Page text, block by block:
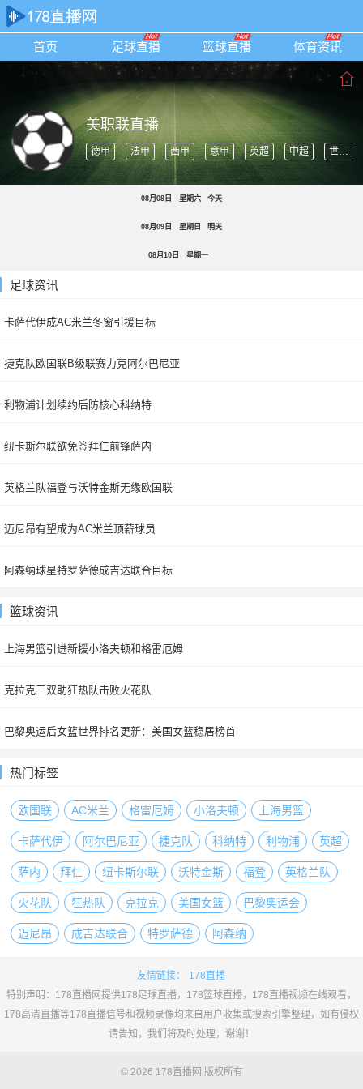
首页 足球直播 篮球直播 体育资讯
美职联直播
德甲 法甲 西甲 意甲 英超 中超 世界杯
08月08日 星期六 今天
08月09日 星期日 明天
08月10日 星期一
足球资讯
卡萨代伊成AC米兰冬窗引援目标
捷克队欧国联B级联赛力克阿尔巴尼亚
利物浦计划续约后防核心科纳特
纽卡斯尔联欲免签拜仁前锋萨内
英格兰队福登与沃特金斯无缘欧国联
迈尼昂有望成为AC米兰顶薪球员
阿森纳球星特罗萨德成吉达联合目标
篮球资讯
上海男篮引进新援小洛夫顿和格雷厄姆
克拉克三双助狂热队击败火花队
巴黎奥运后女篮世界排名更新：美国女篮稳居榜首
热门标签
欧国联 AC米兰 格雷厄姆 小洛夫顿 上海男篮
卡萨代伊 阿尔巴尼亚 捷克队 科纳特 利物浦 英超
萨内 拜仁 纽卡斯尔联 沃特金斯 福登 英格兰队
火花队 狂热队 克拉克 美国女篮 巴黎奥运会
迈尼昂 成吉达联合 特罗萨德 阿森纳
友情链接：
178直播
特别声明：178直播网提供178足球直播，178篮球直播，178直播视频在线观看，
178高清直播等178直播信号和视频录像均来自用户收集或搜索引擎整理，如有侵权
请告知，我们将及时处理，谢谢！
© 2026 178直播网 版权所有